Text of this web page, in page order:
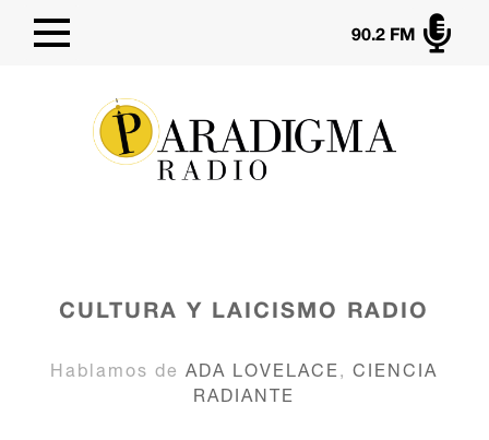

90.2 FM
CULTURA Y LAICISMO RADIO
Hablamos deADA LOVELACE ,CIENCIA
RADIANTE